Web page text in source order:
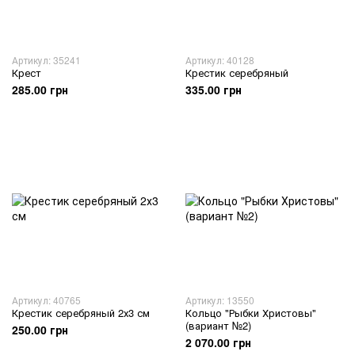
Артикул: 35241
Крест
285.00 грн
Артикул: 40128
Крестик серебряный
335.00 грн
Артикул: 40765
Крестик серебряный 2х3 см
250.00 грн
Артикул: 13550
Кольцо "Рыбки Христовы"
(вариант №2)
2 070.00 грн